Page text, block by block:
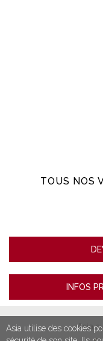
TOUS NOS
INFOS
Asia
Asia utilise des cookies